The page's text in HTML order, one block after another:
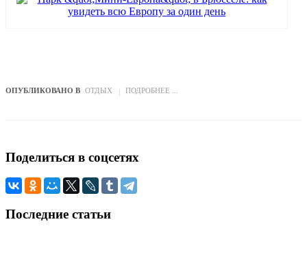
ОПУБЛИКОВАНО В ОТДЫХ ПОДРОБНЕЕ ...
Поделиться в соцсетях
Последние статьи